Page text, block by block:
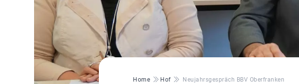
Pfadnavigation
Home Hof Neujahrsgespräch BBV Oberfranken